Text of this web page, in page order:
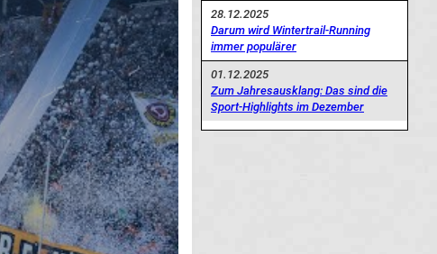
28.12.2025
Darum wird Wintertrail-Running
immer populärer
01.12.2025
Zum Jahresausklang: Das sind die
Sport-Highlights im Dezember